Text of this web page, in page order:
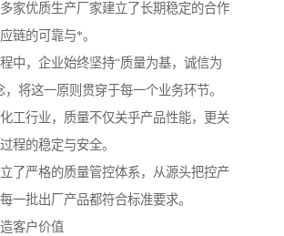
家优质生产厂家建立了长期稳定的合作
链的可靠与*。
中，企业始终坚持“质量为基，诚信为
，将这一原则贯穿于每一个业务环节。
工行业，质量不仅关乎产品性能，更关
程的稳定与安全。
了严格的质量管控体系，从源头把控产
一批出厂产品都符合标准要求。
客户价值